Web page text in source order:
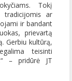
Tokį
tradicijomis ar
ir bandant
prievartą
Gerbiu kultūrą,
teisinti
– pridūrė JT